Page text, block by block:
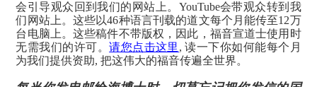
会引导观众回到我们的网站上。YouTube会带观众转到我
们网站上。这些以46种语言刊载的道文每个月能传至12万
台电脑上。这些稿件不带版权，因此，福音宣道士使用时
无需我们的许可。请您点击这里 , 读一下你如何能每个月
为我们提供资助, 把这伟大的福音传遍全世界。